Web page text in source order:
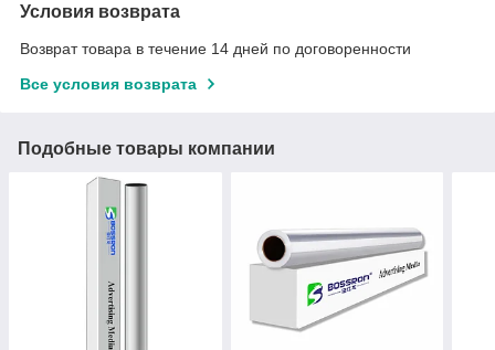
Условия возврата
Возврат товара в течение 14 дней по договоренности
Все условия возврата
Подобные товары компании